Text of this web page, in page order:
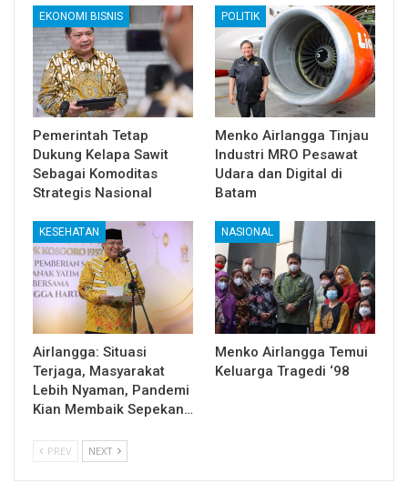
EKONOMI BISNIS
Pemerintah Tetap
Dukung Kelapa Sawit
Sebagai Komoditas
Strategis Nasional
POLITIK
Menko Airlangga Tinjau
Industri MRO Pesawat
Udara dan Digital di
Batam
KESEHATAN
Airlangga: Situasi
Terjaga, Masyarakat
Lebih Nyaman, Pandemi
Kian Membaik Sepekan…
NASIONAL
Menko Airlangga Temui
Keluarga Tragedi ‘98
PREV NEXT